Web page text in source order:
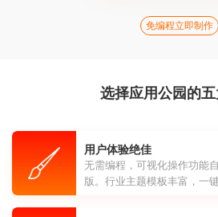
免编程立即制作
选择应用公园的
用户体验绝佳
无需编程，可视化操作功能
版。行业主题模板丰富，一